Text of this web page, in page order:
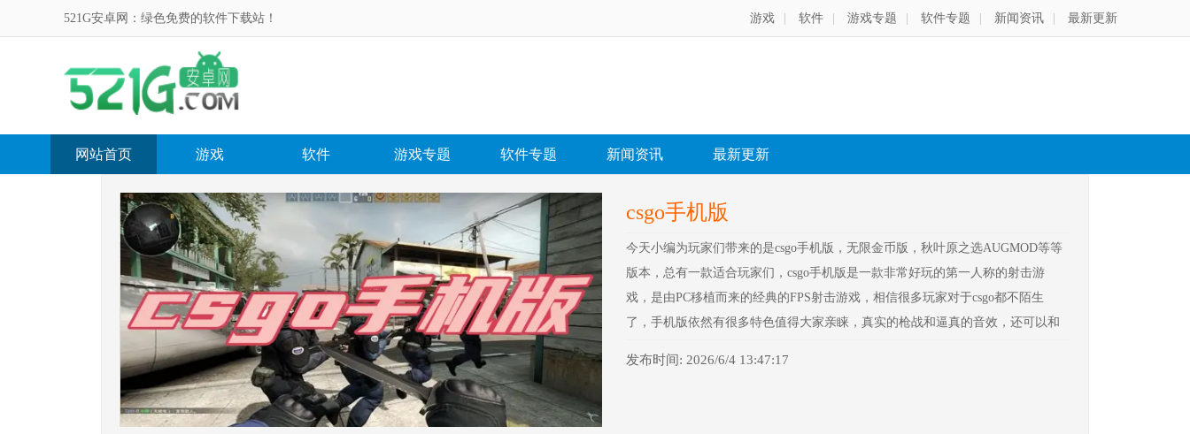
521G安卓网：绿色免费的软件下载站！ 游戏 软件 游戏专题 软件专题 新闻资讯 最新更新
网站首页 游戏 软件 游戏专题 软件专题 新闻资讯 最新更新
csgo手机版
今天小编为玩家们带来的是csgo手机版，无限金币版，秋叶原之选AUGMOD等等
版本，总有一款适合玩家们，csgo手机版是一款非常好玩的第一人称的射击游
戏，是由PC移植而来的经典的FPS射击游戏，相信很多玩家对于csgo都不陌生
了，手机版依然有很多特色值得大家亲睐，真实的枪战和逼真的音效，还可以和
发布时间: 2026/6/4 13:47:17